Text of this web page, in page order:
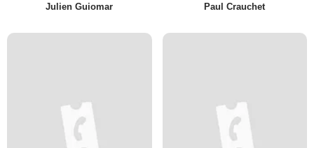
Julien Guiomar Paul Crauchet